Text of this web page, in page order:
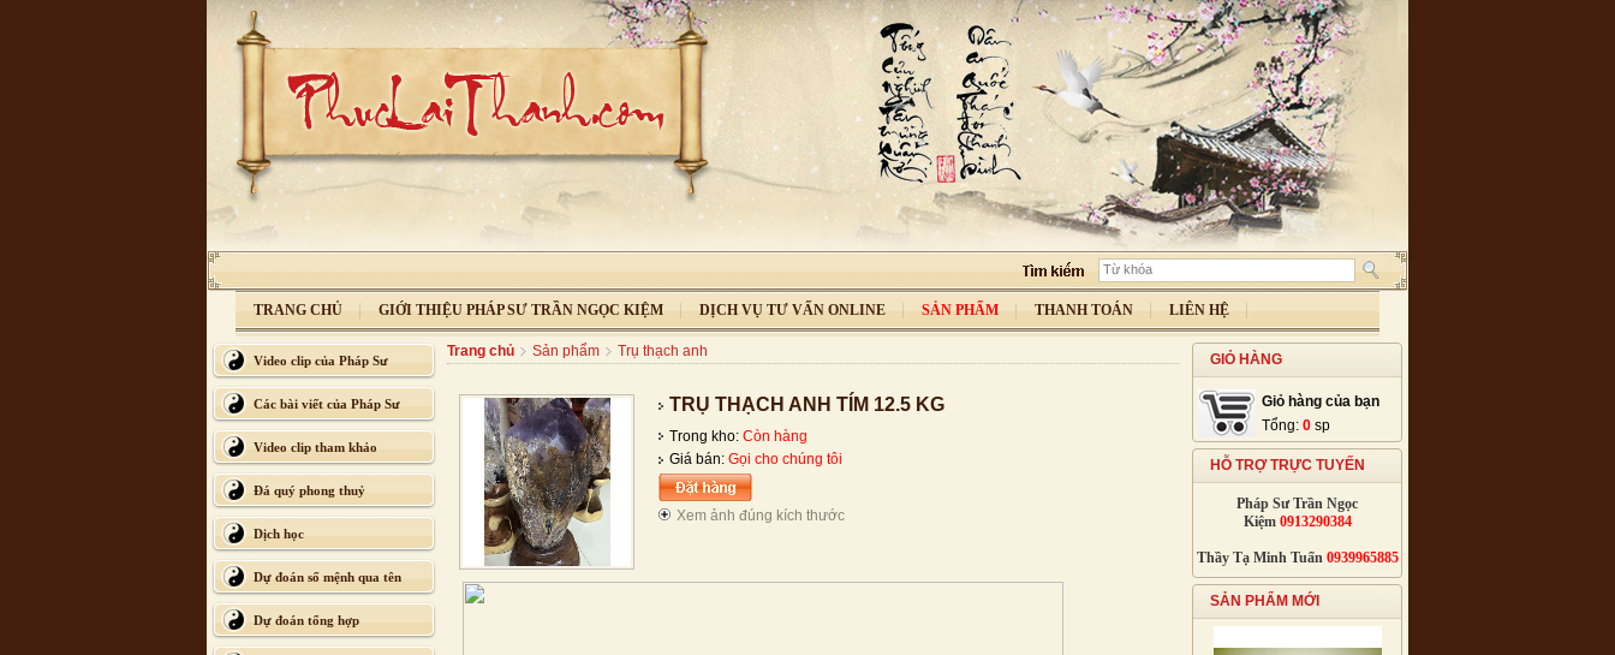
TRANG CHỦ GIỚI THIỆU PHÁP SƯ TRẦN NGỌC KIỆM DỊCH VỤ TƯ VẤN ONLINE SẢN PHẨM THANH TOÁN LIÊN HỆ
Video clip của Pháp Sư
Các bài viết của Pháp Sư
Video clip tham khảo
Đá quý phong thuỷ
Dịch học
Dự đoán số mệnh qua tên
Dự đoán tổng hợp
Trang chủ Sản phẩm Trụ thạch anh
TRỤ THẠCH ANH TÍM 12.5 KG
Trong kho: Còn hàng
Giá bán: Gọi cho chúng tôi
Xem ảnh đúng kích thước
GIỎ HÀNG
Giỏ hàng của bạn
Tổng: 0 sp
HỖ TRỢ TRỰC TUYẾN
Pháp Sư Trần Ngọc
Kiệm 0913290384
Thầy Tạ Minh Tuấn 0939965885
SẢN PHẨM MỚI